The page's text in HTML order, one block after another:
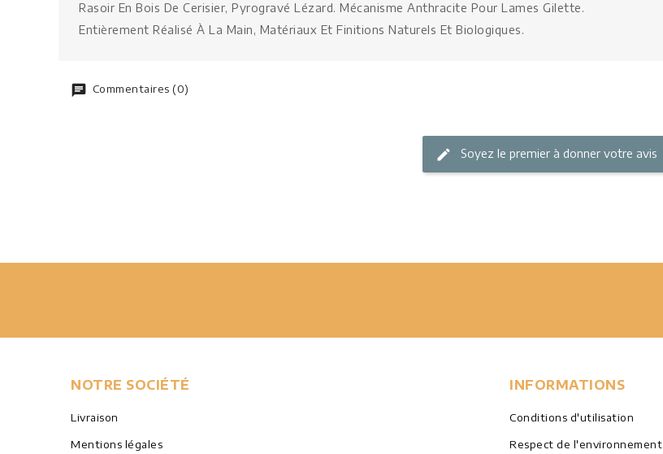
Rasoir En Bois De Cerisier, Pyrogravé Lézard. Mécanisme Anthracite Pour Lames Gilette.
Entièrement Réalisé À La Main, Matériaux Et Finitions Naturels Et Biologiques.
Commentaires (0)
Soyez le premier à donner votre avis
NOTRE SOCIÉTÉ
Livraison
Mentions légales
INFORMATIONS
Conditions d'utilisation
Respect de l'environnement